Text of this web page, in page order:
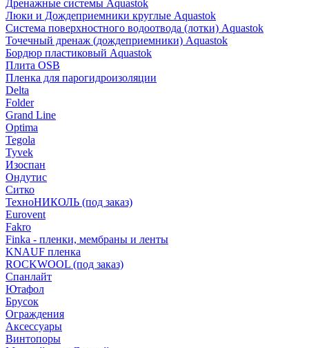
Дренажные системы Aquastok
Люки и Дождеприемники круглые Aquastok
Система поверхностного водоотвода (лотки) Aquastok
Точечный дренаж (дождеприемники) Aquastok
Бордюр пластиковый Aquastok
Плита OSB
Пленка для парогидроизоляции
Delta
Folder
Grand Line
Optima
Tegola
Tyvek
Изоспан
Ондутис
Ситко
ТехноНИКОЛЬ (под заказ)
Eurovent
Fakro
Finka - пленки, мембраны и ленты
KNAUF пленка
ROCKWOOL (под заказ)
Спанлайт
Ютафол
Брусок
Ограждения
Аксессуары
Винтопоры